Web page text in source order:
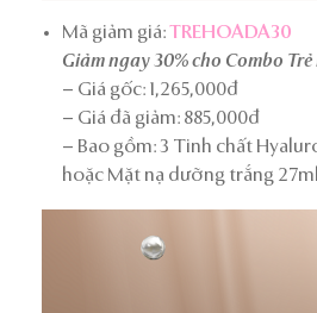
Mã giảm giá:TREHOADA30
Giảm ngay 30% cho Combo
– Giá gốc: 1,265,000đ
– Giá đã giảm: 885,000đ
– Bao gồm: 3 Tinh chất
hoặc Mặt nạ dưỡng trắng